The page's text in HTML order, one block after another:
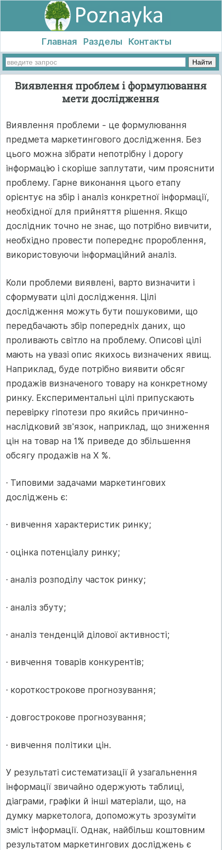
Главная Разделы Контакты
Виявлення проблем і формулювання
мети дослідження
Виявлення проблеми - це формулювання
предмета маркетингового дослідження. Без
цього можна зібрати непотрібну і дорогу
інформацію і скоріше заплутати, чим прояснити
проблему. Гарне виконання цього етапу
орієнтує на збір і аналіз конкретної інформації,
необхідної для прийняття рішення. Якщо
дослідник точно не знає, що потрібно вивчити,
необхідно провести попереднє пророблення,
використовуючи інформаційний аналіз.
Коли проблеми виявлені, варто визначити і
сформувати цілі дослідження. Цілі
дослідження можуть бути пошуковими, що
передбачають збір попередніх даних, що
проливають світло на проблему. Описові цілі
мають на увазі опис якихось визначених явищ.
Наприклад, буде потрібно виявити обсяг
продажів визначеного товару на конкретному
ринку. Експериментальні цілі припускають
перевірку гіпотези про якийсь причинно-
наслідковий зв'язок, наприклад, що зниження
цін на товар на 1% приведе до збільшення
обсягу продажів на X %.
· Типовими задачами маркетингових
досліджень є:
· вивчення характеристик ринку;
· оцінка потенціалу ринку;
· аналіз розподілу часток ринку;
· аналіз збуту;
· аналіз тенденцій ділової активності;
· вивчення товарів конкурентів;
· короткострокове прогнозування;
· довгострокове прогнозування;
· вивчення політики цін.
У результаті систематизації й узагальнення
інформації звичайно одержують таблиці,
діаграми, графіки й інші матеріали, що, на
думку маркетолога, допоможуть зрозуміти
зміст інформації. Однак, найбільш коштовним
результатом маркетингових досліджень є